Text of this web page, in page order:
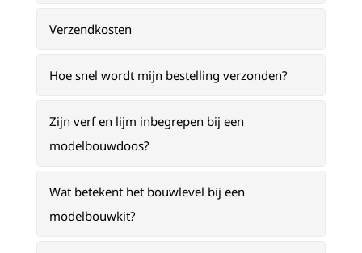
Verzendkosten
Hoe snel wordt mijn bestelling verzonden?
Zijn verf en lijm inbegrepen bij een
modelbouwdoos?
Wat betekent het bouwlevel bij een
modelbouwkit?